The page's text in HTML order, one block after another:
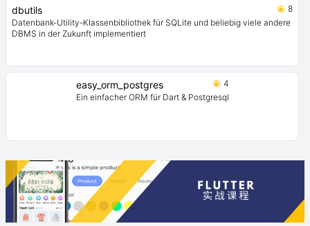
dbutils
8
Datenbank-Utility-Klassenbibliothek für SQLite und beliebig viele andere
DBMS in der Zukunft implementiert
easy_orm_postgres
4
Ein einfacher ORM für Dart & Postgresql